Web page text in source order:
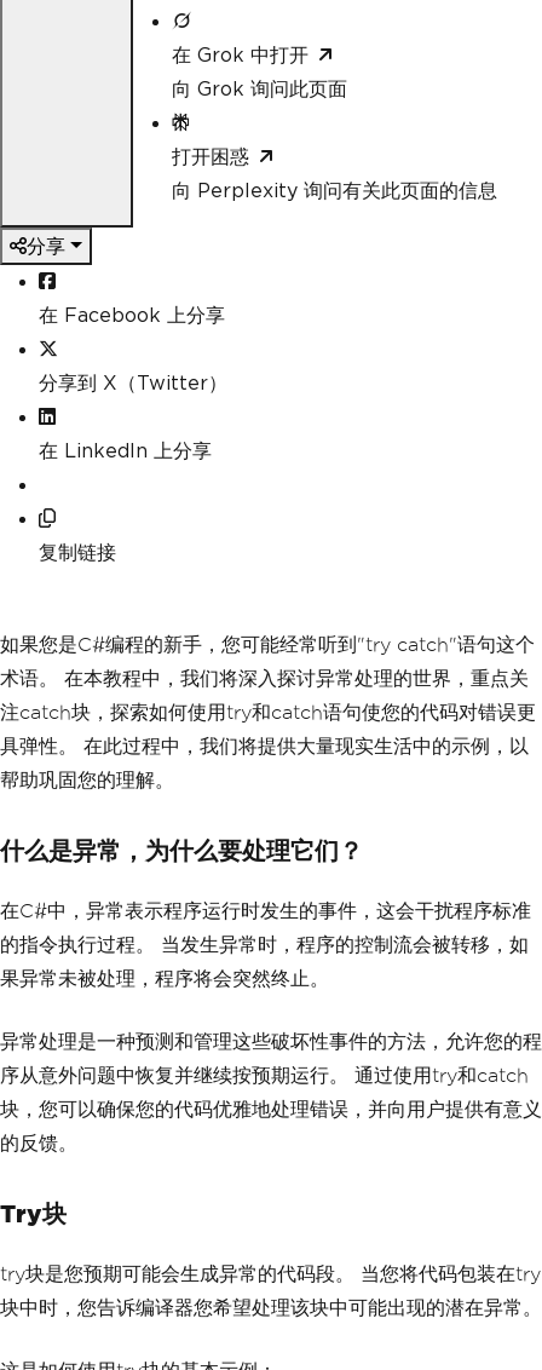
在 Grok 中打开
向 Grok 询问此页面
打开困惑
向 Perplexity 询问有关此页面的信息
分享
在 Facebook 上分享
分享到 X（Twitter）
在 LinkedIn 上分享
复制链接
如果您是C#编程的新手，您可能经常听到"try catch"语句这个
术语。 在本教程中，我们将深入探讨异常处理的世界，重点关
注catch块，探索如何使用try和catch语句使您的代码对错误更
具弹性。 在此过程中，我们将提供大量现实生活中的示例，以
帮助巩固您的理解。
什么是异常，为什么要处理它们？
在C#中，异常表示程序运行时发生的事件，这会干扰程序标准
的指令执行过程。 当发生异常时，程序的控制流会被转移，如
果异常未被处理，程序将会突然终止。
异常处理是一种预测和管理这些破坏性事件的方法，允许您的程
序从意外问题中恢复并继续按预期运行。 通过使用try和catch
块，您可以确保您的代码优雅地处理错误，并向用户提供有意义
的反馈。
Try块
try块是您预期可能会生成异常的代码段。 当您将代码包装在try
块中时，您告诉编译器您希望处理该块中可能出现的潜在异常。